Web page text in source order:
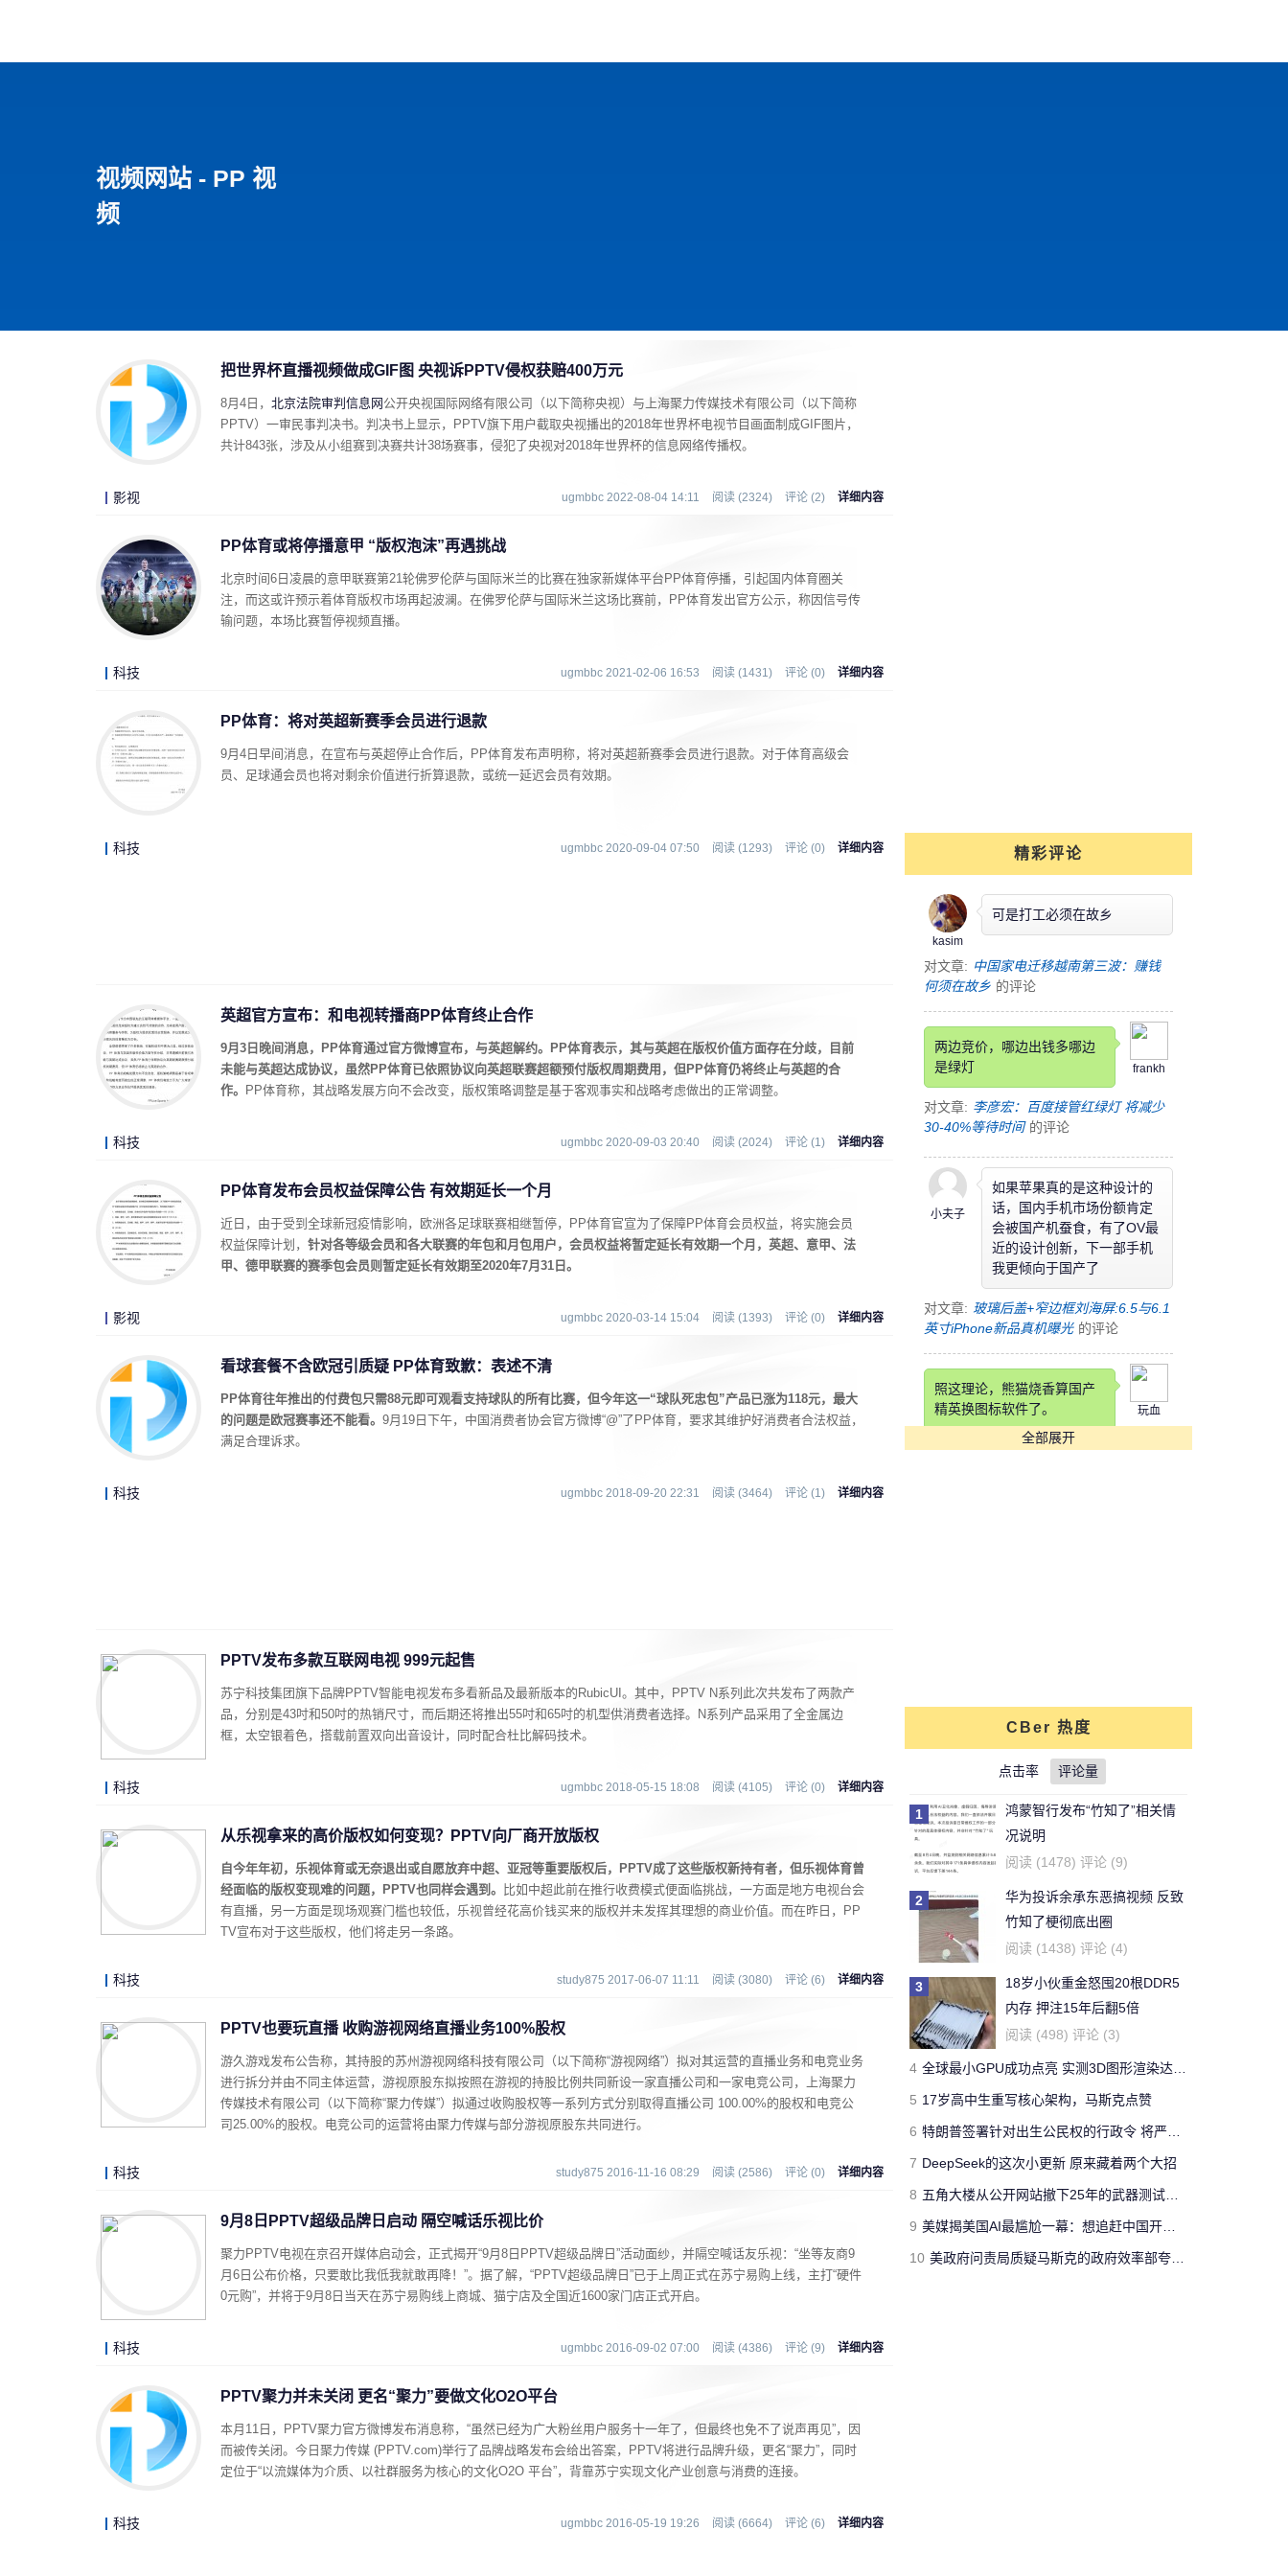
视频网站 - PP 视
频
把世界杯直播视频做成GIF图 央视诉PPTV侵权获赔400万元
8月4日， 北京法院审判信息网 公开央视国际网络有限公司（以下简称央视）与上海聚力传媒技术有限公司（以下简称
PPTV）一审民事判决书。判决书上显示，PPTV旗下用户截取央视播出的2018年世界杯电视节目画面制成GIF图片，
共计843张，涉及从小组赛到决赛共计38场赛事，侵犯了央视对2018年世界杯的信息网络传播权。
影视 ugmbbc 2022-08-04 14:11 阅读 (2324) 评论 (2) 详细内容
PP体育或将停播意甲 “版权泡沫”再遇挑战
北京时间6日凌晨的意甲联赛第21轮佛罗伦萨与国际米兰的比赛在独家新媒体平台PP体育停播，引起国内体育圈关
注，而这或许预示着体育版权市场再起波澜。在佛罗伦萨与国际米兰这场比赛前，PP体育发出官方公示，称因信号传
输问题，本场比赛暂停视频直播。
科技 ugmbbc 2021-02-06 16:53 阅读 (1431) 评论 (0) 详细内容
PP体育：将对英超新赛季会员进行退款
9月4日早间消息，在宣布与英超停止合作后，PP体育发布声明称，将对英超新赛季会员进行退款。对于体育高级会
员、足球通会员也将对剩余价值进行折算退款，或统一延迟会员有效期。
科技 ugmbbc 2020-09-04 07:50 阅读 (1293) 评论 (0) 详细内容
英超官方宣布：和电视转播商PP体育终止合作
9月3日晚间消息，PP体育通过官方微博宣布，与英超解约。PP体育表示，其与英超在版权价值方面存在分歧，目前
未能与英超达成协议，虽然PP体育已依照协议向英超联赛超额预付版权周期费用，但PP体育仍将终止与英超的合
作。
PP体育称，其战略发展方向不会改变，版权策略调整是基于客观事实和战略考虑做出的正常调整。
科技 ugmbbc 2020-09-03 20:40 阅读 (2024) 评论 (1) 详细内容
PP体育发布会员权益保障公告 有效期延长一个月
近日，由于受到全球新冠疫情影响，欧洲各足球联赛相继暂停，PP体育官宣为了保障PP体育会员权益，将实施会员
权益保障计划， 针对各等级会员和各大联赛的年包和月包用户，会员权益将暂定延长有效期一个月，英超、意甲、法
甲、德甲联赛的赛季包会员则暂定延长有效期至2020年7月31日。
影视 ugmbbc 2020-03-14 15:04 阅读 (1393) 评论 (0) 详细内容
看球套餐不含欧冠引质疑 PP体育致歉：表述不清
PP体育往年推出的付费包只需88元即可观看支持球队的所有比赛，但今年这一“球队死忠包”产品已涨为118元，最大
的问题是欧冠赛事还不能看。 9月19日下午，中国消费者协会官方微博“@”了PP体育，要求其维护好消费者合法权益，
满足合理诉求。
科技 ugmbbc 2018-09-20 22:31 阅读 (3464) 评论 (1) 详细内容
PPTV发布多款互联网电视 999元起售
苏宁科技集团旗下品牌PPTV智能电视发布多看新品及最新版本的RubicUI。其中，PPTV N系列此次共发布了两款产
品，分别是43吋和50吋的热销尺寸，而后期还将推出55吋和65吋的机型供消费者选择。N系列产品采用了全金属边
框，太空银着色，搭载前置双向出音设计，同时配合杜比解码技术。
科技 ugmbbc 2018-05-15 18:08 阅读 (4105) 评论 (0) 详细内容
从乐视拿来的高价版权如何变现？PPTV向厂商开放版权
自今年年初，乐视体育或无奈退出或自愿放弃中超、亚冠等重要版权后，PPTV成了这些版权新持有者，但乐视体育曾
经面临的版权变现难的问题，PPTV也同样会遇到。
比如中超此前在推行收费模式便面临挑战，一方面是地方电视台会
有直播，另一方面是现场观赛门槛也较低，乐视曾经花高价钱买来的版权并未发挥其理想的商业价值。而在昨日，PP
TV宣布对于这些版权，他们将走另一条路。
科技 study875 2017-06-07 11:11 阅读 (3080) 评论 (6) 详细内容
PPTV也要玩直播 收购游视网络直播业务100%股权
游久游戏发布公告称，其持股的苏州游视网络科技有限公司（以下简称“游视网络”）拟对其运营的直播业务和电竞业务
进行拆分并由不同主体运营，游视原股东拟按照在游视的持股比例共同新设一家直播公司和一家电竞公司，上海聚力
传媒技术有限公司（以下简称“聚力传媒”）拟通过收购股权等一系列方式分别取得直播公司 100.00%的股权和电竞公
司25.00%的股权。电竞公司的运营将由聚力传媒与部分游视原股东共同进行。
科技 study875 2016-11-16 08:29 阅读 (2586) 评论 (0) 详细内容
9月8日PPTV超级品牌日启动 隔空喊话乐视比价
聚力PPTV电视在京召开媒体启动会，正式揭开“9月8日PPTV超级品牌日”活动面纱，并隔空喊话友乐视：“坐等友商9
月6日公布价格，只要敢比我低我就敢再降！”。据了解，“PPTV超级品牌日”已于上周正式在苏宁易购上线，主打“硬件
0元购”，并将于9月8日当天在苏宁易购线上商城、猫宁店及全国近1600家门店正式开启。
科技 ugmbbc 2016-09-02 07:00 阅读 (4386) 评论 (9) 详细内容
PPTV聚力并未关闭 更名“聚力”要做文化O2O平台
本月11日，PPTV聚力官方微博发布消息称，“虽然已经为广大粉丝用户服务十一年了，但最终也免不了说声再见”，因
而被传关闭。今日聚力传媒 (PPTV.com)举行了品牌战略发布会给出答案，PPTV将进行品牌升级，更名“聚力”，同时
定位于“以流媒体为介质、以社群服务为核心的文化O2O 平台”，背靠苏宁实现文化产业创意与消费的连接。
科技 ugmbbc 2016-05-19 19:26 阅读 (6664) 评论 (6) 详细内容
精彩评论
kasim
可是打工必须在故乡
对文章: 中国家电迁移越南第三波：赚钱
何须在故乡 的评论
frankh
两边竞价，哪边出钱多哪边
是绿灯
对文章: 李彦宏：百度接管红绿灯 将减少
30-40%等待时间 的评论
小夫子
如果苹果真的是这种设计的
话，国内手机市场份额肯定
会被国产机蚕食，有了OV最
近的设计创新，下一部手机
我更倾向于国产了
对文章: 玻璃后盖+窄边框刘海屏:6.5与6.1
英寸iPhone新品真机曝光 的评论
玩血
照这理论，熊猫烧香算国产
精英换图标软件了。
对文章: 快压发布告用户书 称国产软件生
了。。。。
对文章: 你还能活多久？这个寿命计算器
可以给出答案 的评论
牛天王
刚看完王老吉的贴，刚下的
结论，老鼠实验不适用于
人。
对文章: 吃胖算我输 华人学者今日带来减
肥新思路
的评论
Yeb123
开了一年了，操控很好 -
Forza Horizon 3 用户
对文章: 全球最快量产SUV兰博基尼Urus
正式发布 中国售价313万 的评论
jimmyfluore
国有国法，咖有咖规
对文章: 玩家网吧玩《绝地求生：大逃
杀》开挂被制裁 网管无限重启其电脑 的
评论
全部展开
CBer 热度
点击率 评论量
1
鸿蒙智行发布“竹知了”相关情
况说明
阅读 (1478) 评论 (9)
2
华为投诉余承东恶搞视频 反致
竹知了梗彻底出圈
阅读 (1438) 评论 (4)
3
18岁小伙重金怒囤20根DDR5
内存 押注15年后翻5倍
阅读 (498) 评论 (3)
4 全球最小GPU成功点亮 实测3D图形渲染达15帧
5 17岁高中生重写核心架构，马斯克点赞
6 特朗普签署针对出生公民权的行政令 将严厉打击“生育旅游”
7 DeepSeek的这次小更新 原来藏着两个大招
8 五角大楼从公开网站撤下25年的武器测试报告 担心对手借AI挖掘漏洞
9 美媒揭美国AI最尴尬一幕：想追赶中国开源模型 却没人愿意投钱
10 美政府问责局质疑马斯克的政府效率部夸大工作成果 草率且具有欺骗性